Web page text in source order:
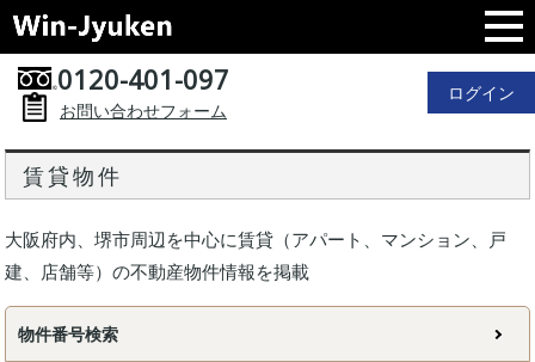
0120-401-097
お問い合わせフォーム
ログイン
賃貸物件
大阪府内、堺市周辺を中心に賃貸（アパート、マンション、戸
建、店舗等）の不動産物件情報を掲載
物件番号検索